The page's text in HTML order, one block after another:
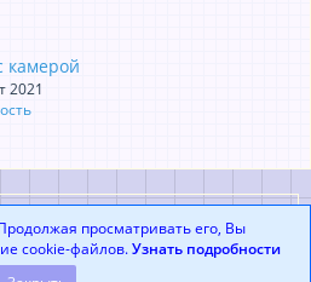
камерой
2021
просматривать его, Вы
cookie-файлов.Узнать подробности